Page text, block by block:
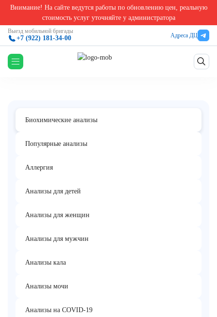
Внимание! На сайте ведутся работы по обновлению цен, реальную
стоимость услуг уточняйте у администратора
Выезд мобильной бригады
+7 (922) 181-34-00 Адреса ДЦ
Биохимические анализы в Екатеринбурге Метаболиты витамина D (25-
Метаболиты витамина D (25-
гидроксихолекальциферол и 1,25-
дигидроксихолекальциферол)
Биохимические анализы
Популярные анализы
Аллергия
Анализы для детей
Анализы для женщин
Анализы для мужчин
Анализы кала
Анализы мочи
Анализы на COVID-19